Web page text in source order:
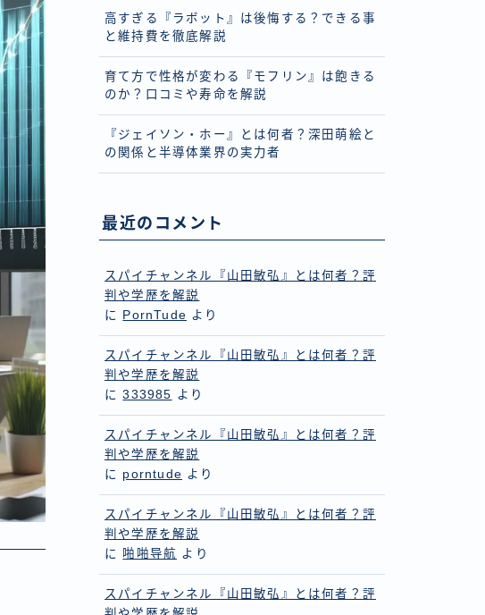
高すぎる『ラボット』は後悔する？できる事
と維持費を徹底解説
育て方で性格が変わる『モフリン』は飽きる
のか？口コミや寿命を解説
『ジェイソン・ホー』とは何者？深田萌絵と
の関係と半導体業界の実力者
最近のコメント
スパイチャンネル『山田敏弘』とは何者？評
判や学歴を解説
に
PornTude より
スパイチャンネル『山田敏弘』とは何者？評
判や学歴を解説
に333985 より
スパイチャンネル『山田敏弘』とは何者？評
判や学歴を解説
に porntude より
スパイチャンネル『山田敏弘』とは何者？評
判や学歴を解説
に 啪啪导航 より
スパイチャンネル『山田敏弘』とは何者？評